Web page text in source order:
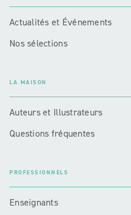
Actualités et Événements
Nos sélections
LA MAISON
Auteurs et Illustrateurs
Questions fréquentes
PROFESSIONNELS
Enseignants